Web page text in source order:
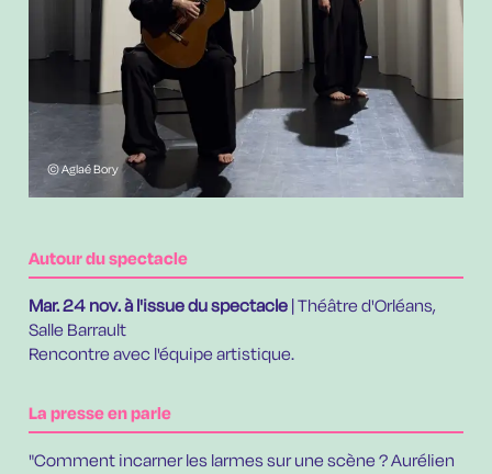
© Aglaé Bory
Autour du spectacle
Mar. 24 nov.à l'issue du spectacle | Théâtre d'Orléans,
Salle Barrault
Rencontre avec l'équipe artistique.
La presse en parle
"Comment incarner les larmes sur une scène ? Aurélien